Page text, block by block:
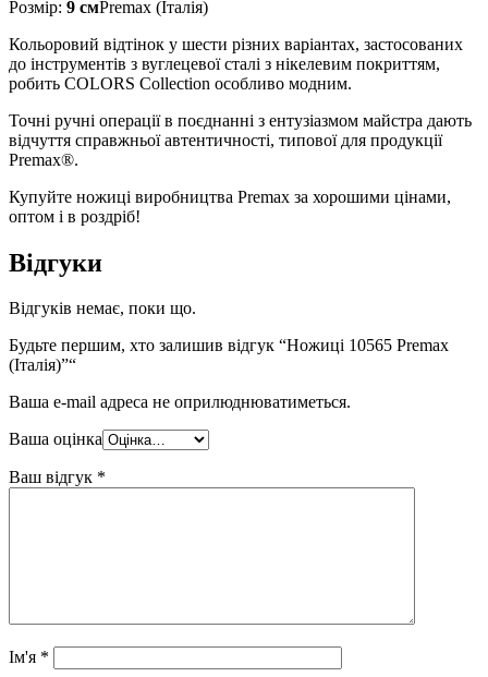
Розмір: 9 смPremax (Італія)
Кольоровий відтінок у шести різних варіантах, застосованих
до інструментів з вуглецевої сталі з нікелевим покриттям,
робить COLORS Collection особливо модним.
Точні ручні операції в поєднанні з ентузіазмом майстра дають
відчуття справжньої автентичності, типової для продукції
Premax®.
Купуйте ножиці виробництва Premax за хорошими цінами,
оптом і в роздріб!
Відгуки
Відгуків немає, поки що.
Будьте першим, хто залишив відгук “Ножиці 10565 Premax
(Італія)”“
Ваша e-mail адреса не оприлюднюватиметься.
Ваша оцінка
Ваш відгук *
Ім'я *